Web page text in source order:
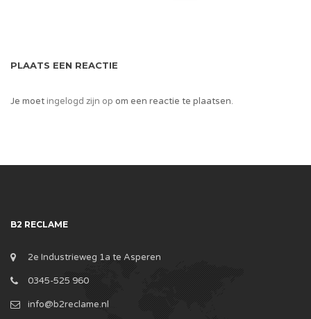
PLAATS EEN REACTIE
Je moetingelogd zijn op om een reactie te plaatsen.
B2 RECLAME
2e Industrieweg 1a te Asperen
0345-525 960
info@b2reclame.nl